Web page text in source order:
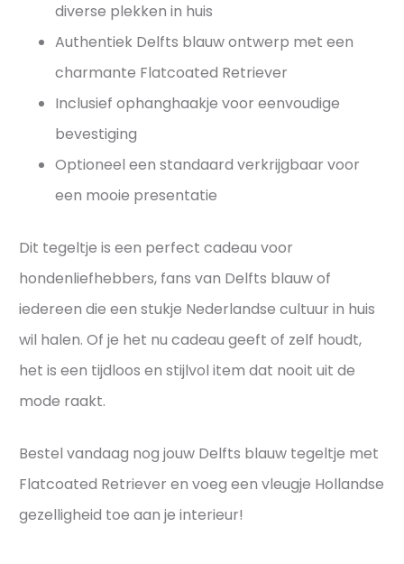
diverse plekken in huis
Authentiek Delfts blauw ontwerp met een
charmante Flatcoated Retriever
Inclusief ophanghaakje voor eenvoudige
bevestiging
Optioneel een standaard verkrijgbaar voor
een mooie presentatie
Dit tegeltje is een perfect cadeau voor
hondenliefhebbers, fans van Delfts blauw of
iedereen die een stukje Nederlandse cultuur in huis
wil halen. Of je het nu cadeau geeft of zelf houdt,
het is een tijdloos en stijlvol item dat nooit uit de
mode raakt.
Bestel vandaag nog jouw Delfts blauw tegeltje met
Flatcoated Retriever en voeg een vleugje Hollandse
gezelligheid toe aan je interieur!